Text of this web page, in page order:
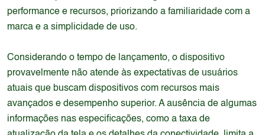
performance e recursos, priorizando a familiaridade com a
marca e a simplicidade de uso.
Considerando o tempo de lançamento, o dispositivo
provavelmente não atende às expectativas de usuários
atuais que buscam dispositivos com recursos mais
avançados e desempenho superior. A ausência de algumas
informações nas especificações, como a taxa de